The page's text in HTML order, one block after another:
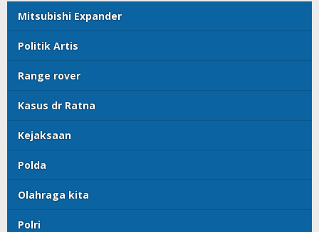
Mitsubishi Expander
Politik Artis
Range rover
Kasus dr Ratna
Kejaksaan
Polda
Olahraga kita
Polri